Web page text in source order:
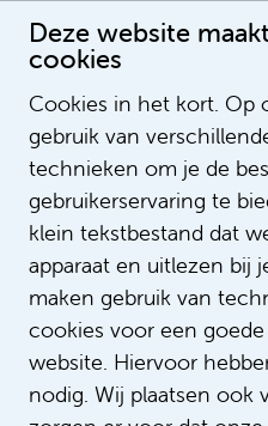
Deze website
cookies
Cookies in het kort. Op
gebruik van
technieken om je de
gebruikerservaring te
klein tekstbestand dat
apparaat en uitlezen bij
maken gebruik van
cookies voor een
website. Hiervoor
nodig. Wij plaatsen ook
Ingeborg Goes